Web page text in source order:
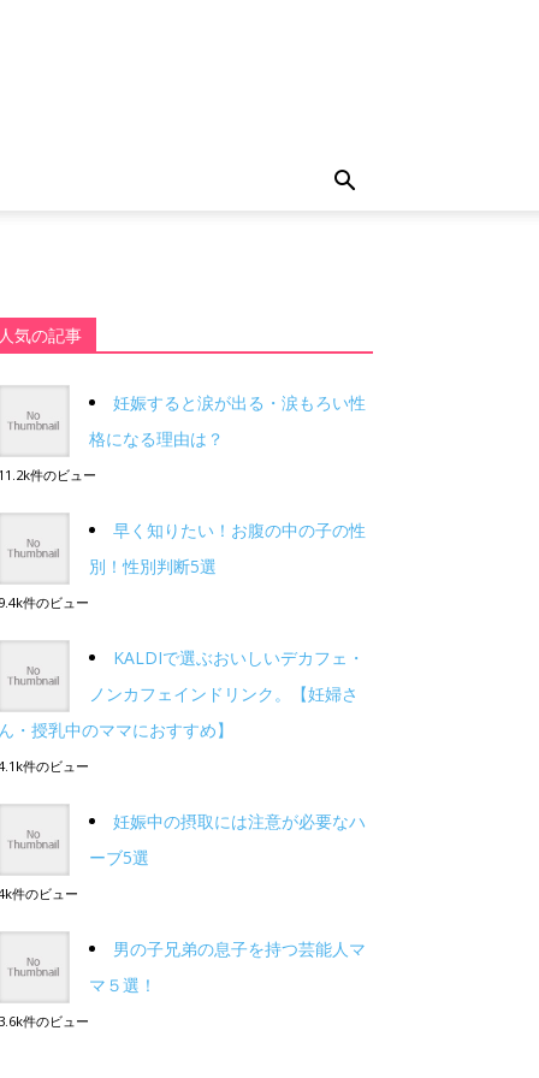
人気の記事
妊娠すると涙が出る・涙もろい性
格になる理由は？
11.2k件のビュー
早く知りたい！お腹の中の子の性
別！性別判断5選
9.4k件のビュー
KALDIで選ぶおいしいデカフェ・
ノンカフェインドリンク。【妊婦さ
ん・授乳中のママにおすすめ】
件のビュー
妊娠中の摂取には注意が必要なハ
ーブ5選
件のビュー
男の子兄弟の息子を持つ芸能人マ
マ５選！
3.6k件のビュー